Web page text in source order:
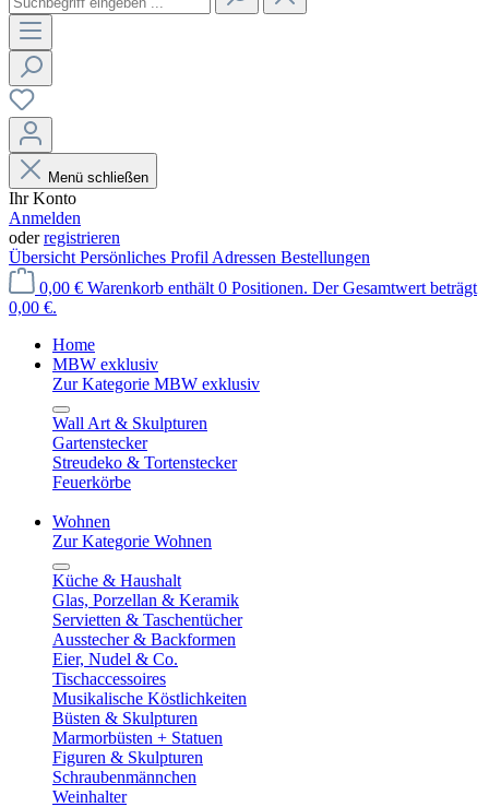
Menü schließen
Ihr Konto
Anmelden
oderregistrieren
Übersicht Persönliches Profil Adressen Bestellungen
0,00 € Warenkorb enthält 0 Positionen. Der Gesamtwert beträgt
0,00 €.
Home
MBW exklusiv
Zur Kategorie MBW exklusiv
Wall Art & Skulpturen
Gartenstecker
Streudeko & Tortenstecker
Feuerkörbe
Wohnen
Zur Kategorie Wohnen
Küche & Haushalt
Glas, Porzellan & Keramik
Servietten & Taschentücher
Ausstecher & Backformen
Eier, Nudel & Co.
Tischaccessoires
Musikalische Köstlichkeiten
Büsten & Skulpturen
Marmorbüsten + Statuen
Figuren & Skulpturen
Schraubenmännchen
Weinhalter